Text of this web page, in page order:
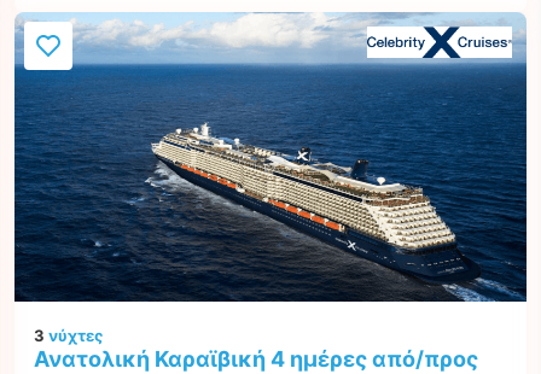
3 νύχτες
Ανατολική Καραϊβική 4 ημέρες από/προς